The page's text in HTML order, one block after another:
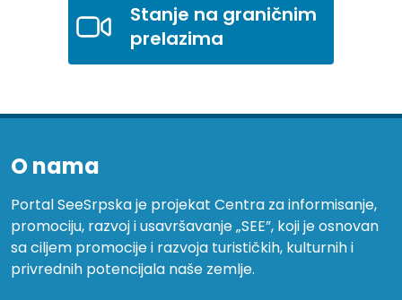
Stanje na graničnim
prelazima
O nama
Portal SeeSrpska je projekat Centra za informisanje,
promociju, razvoj i usavršavanje „SEE”, koji je osnovan
sa ciljem promocije i razvoja turističkih, kulturnih i
privrednih potencijala naše zemlje.